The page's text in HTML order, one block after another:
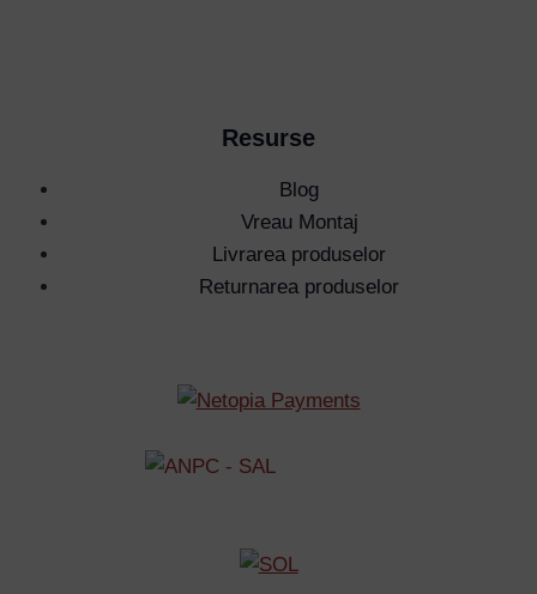
Resurse
Blog
Vreau Montaj
Livrarea produselor
Returnarea produselor